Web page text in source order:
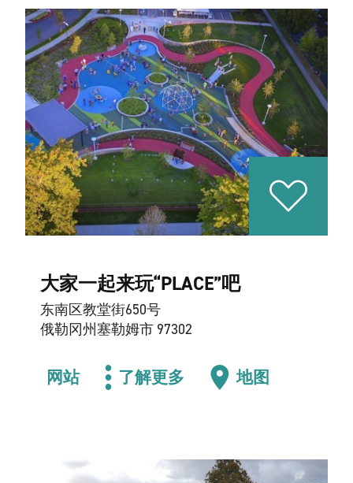
大家一起来玩“PLACE”吧
东南区教堂街650号
俄勒冈州塞勒姆市 97302
网站 了解更多 地图